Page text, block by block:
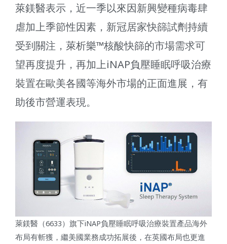
萊鎂醫表示，近一季以來因新興變種病毒肆
虐加上季節性因素，新冠居家快篩試劑持續
受到關注，萊析樂™核酸快篩的市場需求可
望再度提升，再加上iNAP負壓睡眠呼吸治療
裝置在歐美各國等海外市場的正面進展，有
助後市營運表現。
萊鎂醫（6633）旗下iNAP負壓睡眠呼吸治療裝置產品海外
布局有斬獲，繼美國業務成功拓展後，在英國布局也更進